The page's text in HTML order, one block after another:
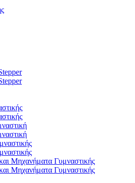
Μηχανήματα Γυμναστικής
Μηχανήματα Γυμναστικής